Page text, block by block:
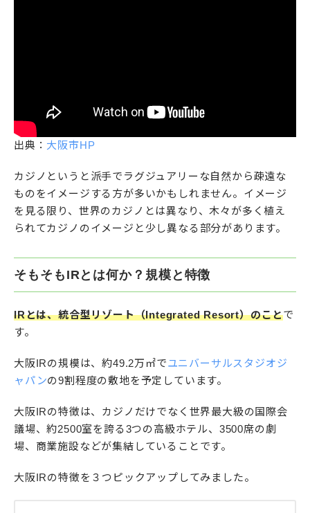
出典： 大阪市HP
カジノというと派手でラグジュアリーな自然から疎遠な
ものをイメージする方が多いかもしれません。イメージ
を見る限り、世界のカジノとは異なり、木々が多く植え
られてカジノのイメージと少し異なる部分があります。
そもそもIRとは何か？規模と特徴
IRとは、統合型リゾート（Integrated Resort）のことで
す。
大阪IRの規模は、約49.2万㎡でユニバーサルスタジオジ
ャパンの9割程度の敷地を予定しています。
大阪IRの特徴は、カジノだけでなく世界最大級の国際会
議場、約2500室を誇る3つの高級ホテル、3500席の劇
場、商業施設などが集結していることです。
大阪IRの特徴を３つピックアップしてみました。